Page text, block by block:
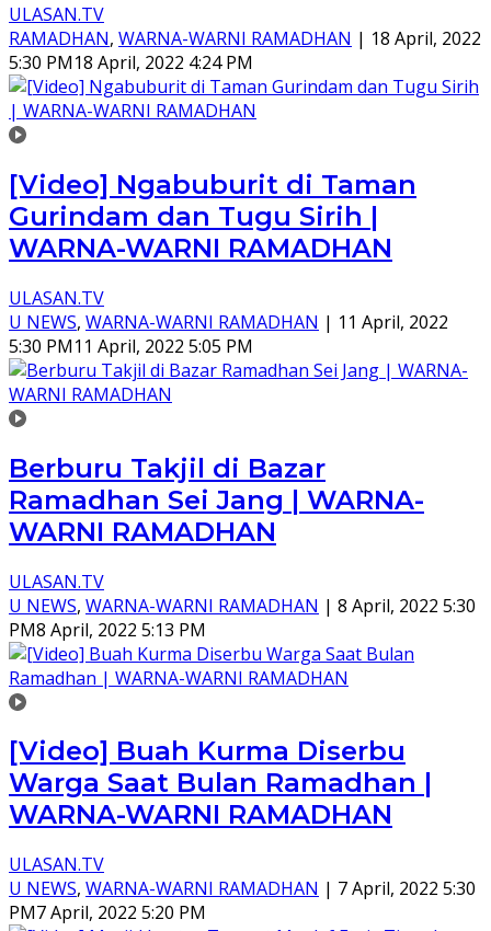
ULASAN.TV
RAMADHAN, WARNA-WARNI RAMADHAN | 18 April, 2022
5:30 PM18 April, 2022 4:24 PM
[Video] Ngabuburit di Taman
Gurindam dan Tugu Sirih |
WARNA-WARNI RAMADHAN
ULASAN.TV
U NEWS, WARNA-WARNI RAMADHAN | 11 April, 2022
5:30 PM11 April, 2022 5:05 PM
Berburu Takjil di Bazar
Ramadhan Sei Jang | WARNA-
WARNI RAMADHAN
ULASAN.TV
U NEWS, WARNA-WARNI RAMADHAN | 8 April, 2022 5:30
PM8 April, 2022 5:13 PM
[Video] Buah Kurma Diserbu
Warga Saat Bulan Ramadhan |
WARNA-WARNI RAMADHAN
ULASAN.TV
U NEWS, WARNA-WARNI RAMADHAN | 7 April, 2022 5:30
PM7 April, 2022 5:20 PM